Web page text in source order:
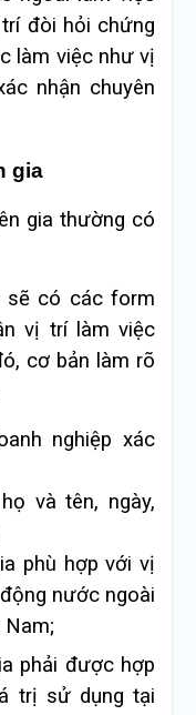
đòi hỏi chứng
làm việc như vị
nhận chuyên
gia
gia thường có
sẽ có các form
vị trí làm việc
cơ bản làm rõ
nghiệp xác
và tên, ngày,
phù hợp với vị
nước ngoài
phải được hợp
trị sử dụng tại